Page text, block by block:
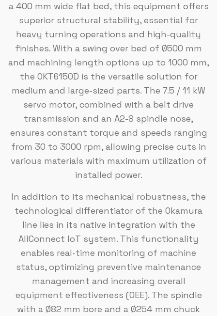
a 400 mm wide flat bed, this equipment offers
superior structural stability, essential for
heavy turning operations and high-quality
finishes. With a swing over bed of Ø500 mm
and machining length options up to 1000 mm,
the OKT6150D is the versatile solution for
medium and large-sized parts. The 7.5 / 11 kW
servo motor, combined with a belt drive
transmission and an A2-8 spindle nose,
ensures constant torque and speeds ranging
from 30 to 3000 rpm, allowing precise cuts in
various materials with maximum utilization of
installed power.
In addition to its mechanical robustness, the
technological differentiator of the Okamura
line lies in its native integration with the
AllConnect IoT system. This functionality
enables real-time monitoring of machine
status, optimizing preventive maintenance
management and increasing overall
equipment effectiveness (OEE). The spindle
with a Ø82 mm bore and a Ø254 mm chuck